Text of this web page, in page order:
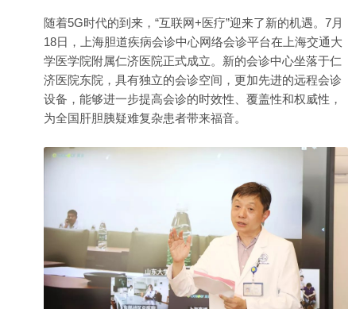
随着5G时代的到来，“互联网+医疗”迎来了新的机遇。7月
18日，
上海胆道疾病会诊中心网络会诊平台在上海交通大
学医学院附属仁济医院正式成立。新的会诊中心坐落于仁
济医院东院，具有独立的会诊空间，更加先进的远程会诊
设备，能够进一步提高会诊的时效性、覆盖性和权威性，
为全国肝胆胰疑难复杂患者带来福音。